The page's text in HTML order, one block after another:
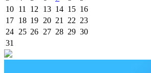
10 11 12 13 14 15 16
17 18 19 20 21 22 23
24 25 26 27 28 29 30
31